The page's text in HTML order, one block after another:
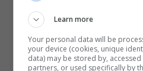
Pearl Jam Eddie Vedder
Learn more
Your personal data will be
your device (cookies, unique
data) may be stored by,
partners, or used specifically by